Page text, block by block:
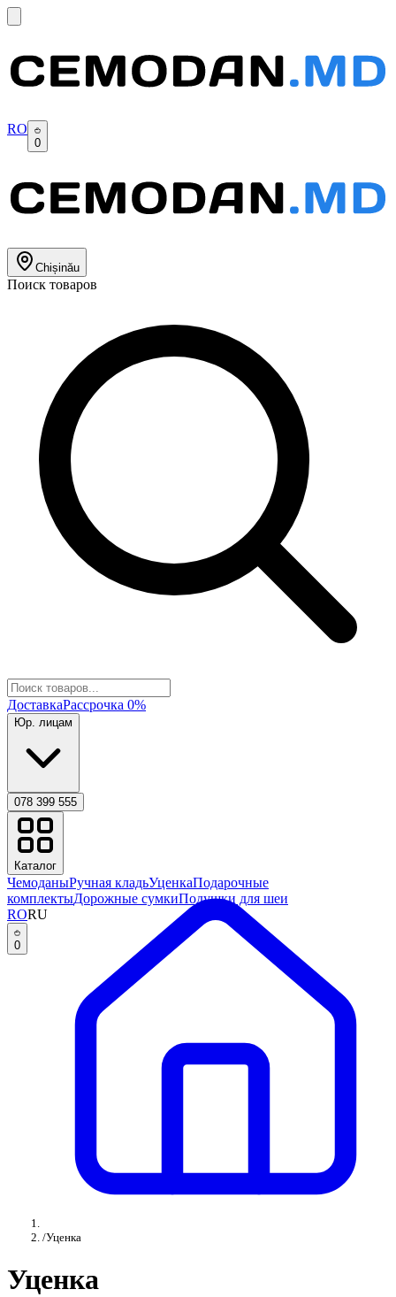
RO
0
Chișinău
Поиск товаров
ДоставкаРассрочка 0%
Юр. лицам
078 399 555
Каталог
ЧемоданыРучная кладьУценкаПодарочные
комплектыДорожные сумкиПодушки для шеи
RORU
0
/Уценка
Уценка